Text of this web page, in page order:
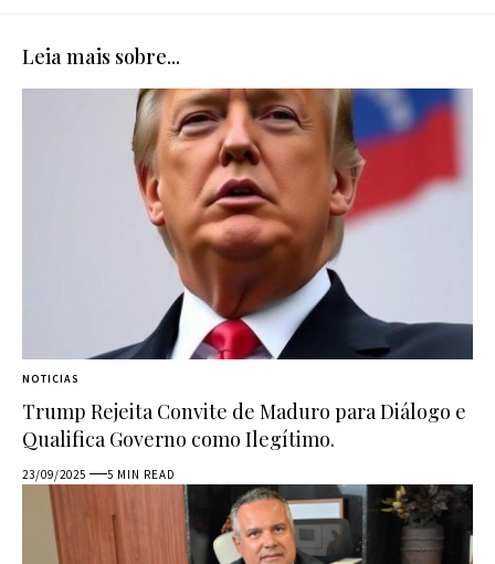
Leia mais sobre...
NOTICIAS
Trump Rejeita Convite de Maduro para Diálogo e
Qualifica Governo como Ilegítimo.
23/09/2025 5 MIN READ